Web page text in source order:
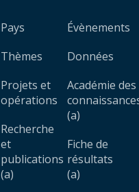
Pays
Thèmes
Projets et
opérations
Recherche
et
publications
(a)
Évènements
Données
Académie des
(a)
Fiche de
résultats
(a)